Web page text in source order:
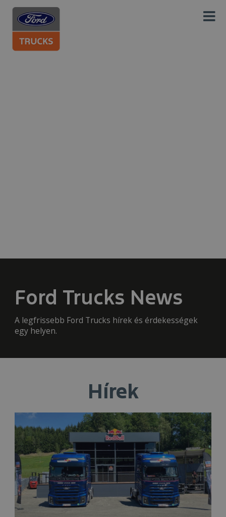
Ford Trucks News
A legfrissebb Ford Trucks hírek és érdekességek
egy helyen.
Hírek